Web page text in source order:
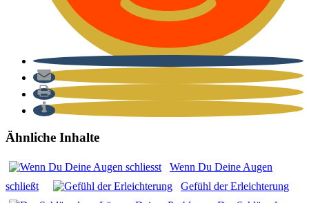
Ähnliche Inhalte
Wenn Du Dei­ne Augen
schließt
Gefühl der Erleich­te­rung